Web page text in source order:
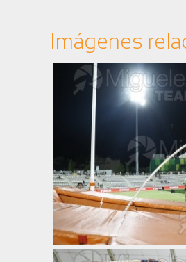
Imágenes